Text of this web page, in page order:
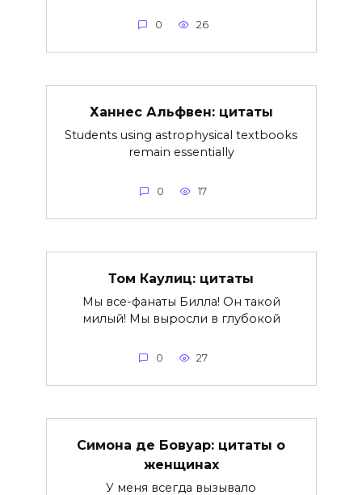
0 26
Ханнес Альфвен: цитаты
Students using astrophysical textbooks
remain essentially
0 17
Том Каулиц: цитаты
Мы все-фанаты Билла! Он такой
милый! Мы выросли в глубокой
0 27
Симона де Бовуар: цитаты о
женщинах
У меня всегда вызывало